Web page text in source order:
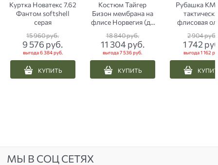
Куртка Новатекс 7.62
Фантом softshell
серая
15 960 руб.
9 576 руб.
выгода6 384 руб.
КУПИТЬ
Костюм Тайгер
Бизон мембрана на
флисе Норвегия (до
-5 С) хаки
18 840 руб.
11 304 руб.
выгода7 536 руб.
КУПИТЬ
Рубашка
флисовая
2 904 руб.
1 742
выгода1 162
МЫ В СОЦ СЕТЯХ